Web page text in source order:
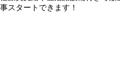
スタートできます！